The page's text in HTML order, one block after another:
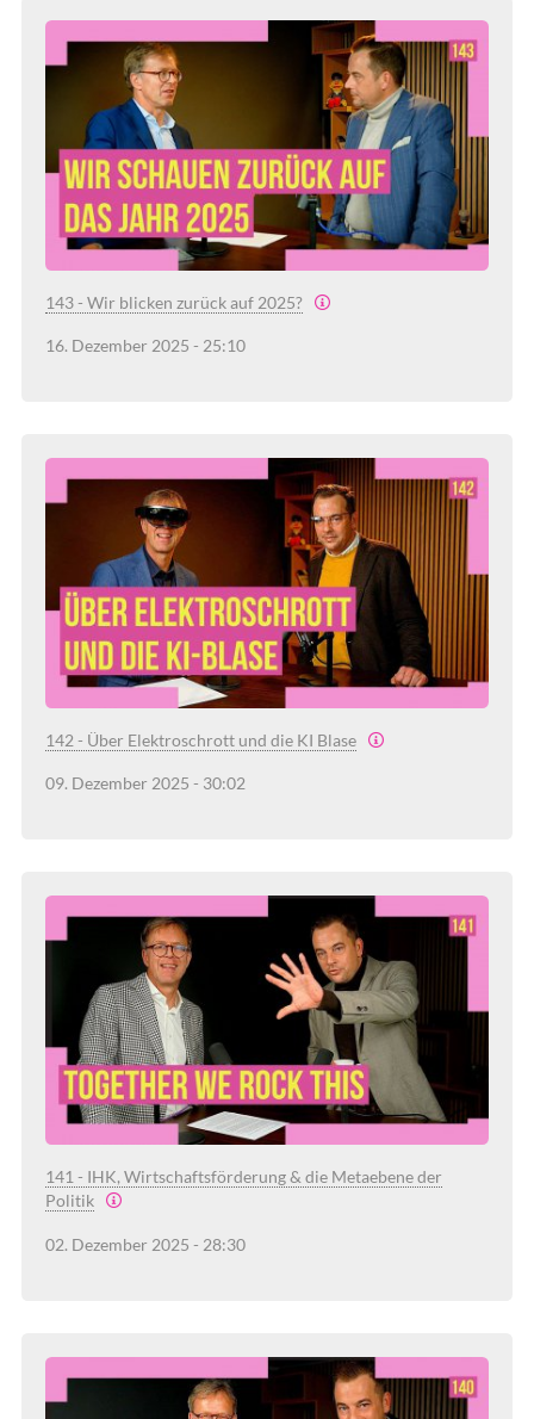
143 - Wir blicken zurück auf 2025?
16. Dezember 2025 - 25:10
142 - Über Elektroschrott und die KI Blase
09. Dezember 2025 - 30:02
141 - IHK, Wirtschaftsförderung & die Metaebene der
Politik
02. Dezember 2025 - 28:30